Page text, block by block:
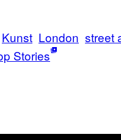
Kunst London street
Stories